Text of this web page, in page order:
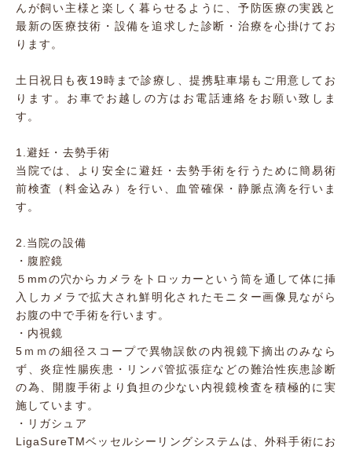
んが飼い主様と楽しく暮らせるように、予防医療の実践と
最新の医療技術・設備を追求した診断・治療を心掛けてお
ります。
土日祝日も夜19時まで診療し、提携駐車場もご用意してお
ります。お車でお越しの方はお電話連絡をお願い致しま
す。
1.避妊・去勢手術
当院では、より安全に避妊・去勢手術を行うために簡易術
前検査（料金込み）を行い、血管確保・静脈点滴を行いま
す。
2.当院の設備
・腹腔鏡
５mmの穴からカメラをトロッカーという筒を通して体に挿
入しカメラで拡大され鮮明化されたモニター画像見ながら
お腹の中で手術を行います。
・内視鏡
5ｍｍの細径スコープで異物誤飲の内視鏡下摘出のみなら
ず、炎症性腸疾患・リンパ管拡張症などの難治性疾患診断
の為、開腹手術より負担の少ない内視鏡検査を積極的に実
施しています。
・リガシュア
LigaSureTMベッセルシーリングシステムは、外科手術にお